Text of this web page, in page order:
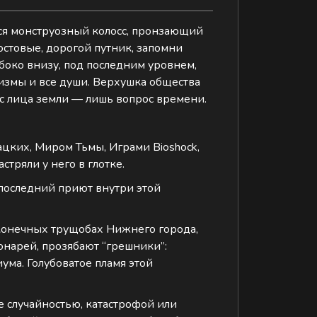
монструозный колосс, пронзающий
дорогой путник, запомни
внизу, под последним уровнем,
и все души. Верхушка общества
лица земли — лишь вопрос времени.
Миром Тьмы, Играми Bioshock,
у него в глотке.
приют внутри этой
трущобах Нижнего города,
прозябают “грешники”:
Голубоватое пламя этой
катастрофой или